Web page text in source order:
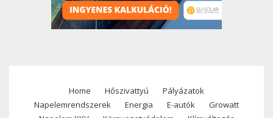
Footer
Home Hőszivattyú
Pályázatok
Napelemrendszerek
Energia E-autók
Growatt